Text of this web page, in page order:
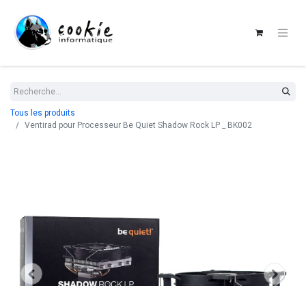
Tous les produits
Ventirad pour Processeur Be Quiet Shadow Rock LP _ BK002